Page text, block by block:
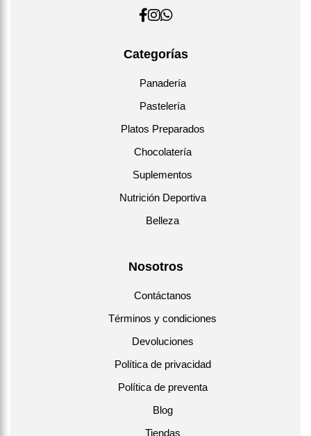
Categorías
Panadería
Pastelería
Platos Preparados
Chocolatería
Suplementos
Nutrición Deportiva
Belleza
Nosotros
Contáctanos
Términos y condiciones
Devoluciones
Política de privacidad
Política de preventa
Blog
Tiendas